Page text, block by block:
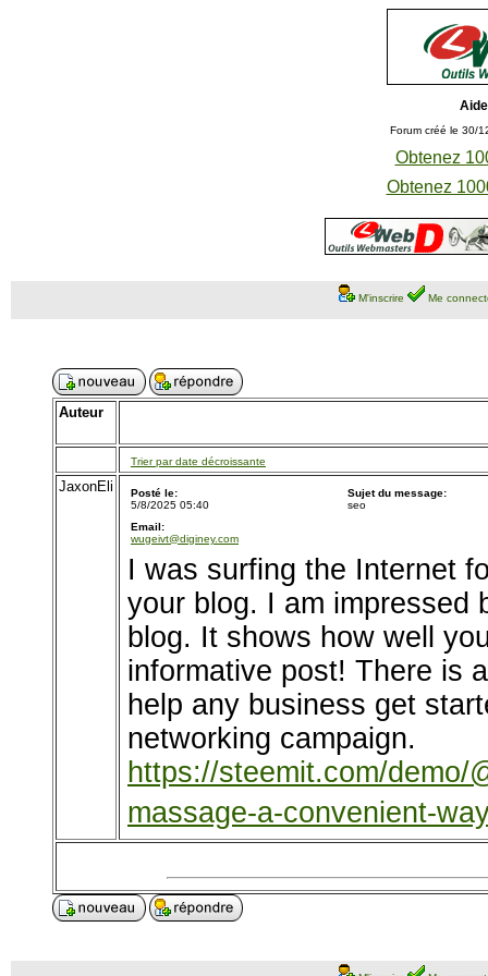
Forum créé le 30/
Obtenez
Obtenez
M'inscrire Me
Auteur
Trier par date décroissante
JaxonEli
Posté le:
5/8/2025 05:40
Sujet du message:
seo
Email:
wugeivt@diginey.com
I was surfing the Internet
your blog. I am impressed
blog. It shows how well
informative post! There is
help any business get
networking campaign.
https://steemit.com/demo/
massage-a-convenient-